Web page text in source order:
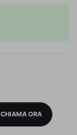
CHIAMA ORA